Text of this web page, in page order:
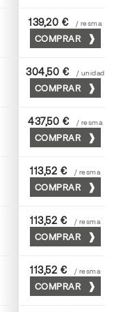
Azul
139,20 € / resma
COMPRAR
Nilo
304,50 € / unidad
COMPRAR
Negro
437,50 € / resma
COMPRAR
Palosanto
113,52 € / resma
COMPRAR
Tabaco
113,52 € / resma
COMPRAR
Golden
113,52 € / resma
COMPRAR